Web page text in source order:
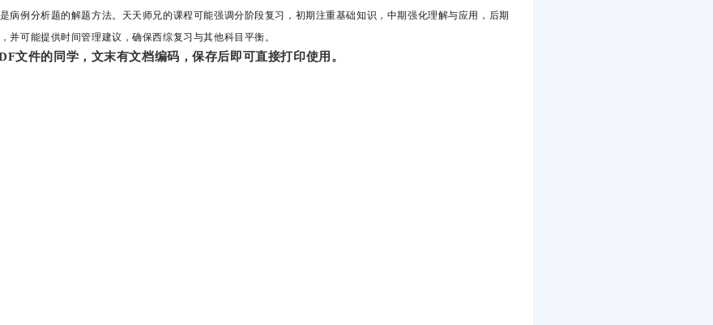
病例分析题的解题方法。天天师兄的课程可能强调分阶段复习，初期注重基础知识，中期强化理解与应用，后期
并可能提供时间管理建议，确保西综复习与其他科目平衡。
文件的同学，文末有文档编码，保存后即可直接打印使用。